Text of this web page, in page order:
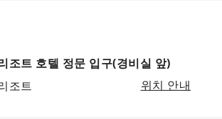
조트 호텔 정문 입구(경비실 앞)
조트
위치 안내